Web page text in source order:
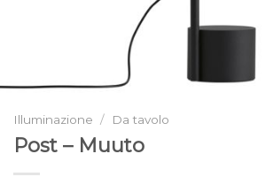
Illuminazione / Da tavolo
Post – Muuto